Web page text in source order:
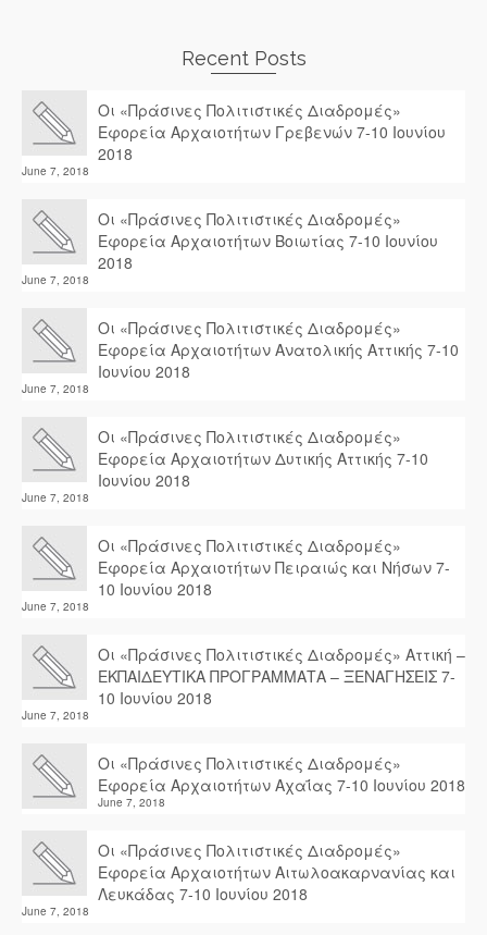
Recent Posts
Οι «Πράσινες Πολιτιστικές Διαδρομές»
Εφορεία Αρχαιοτήτων Γρεβενών 7-10 Ιουνίου
2018
June 7, 2018
Οι «Πράσινες Πολιτιστικές Διαδρομές»
Εφορεία Αρχαιοτήτων Βοιωτίας 7-10 Ιουνίου
2018
June 7, 2018
Οι «Πράσινες Πολιτιστικές Διαδρομές»
Εφορεία Αρχαιοτήτων Ανατολικής Αττικής 7-10
Ιουνίου 2018
June 7, 2018
Οι «Πράσινες Πολιτιστικές Διαδρομές»
Εφορεία Αρχαιοτήτων Δυτικής Αττικής 7-10
Ιουνίου 2018
June 7, 2018
Οι «Πράσινες Πολιτιστικές Διαδρομές»
Εφορεία Αρχαιοτήτων Πειραιώς και Νήσων 7-
10 Ιουνίου 2018
June 7, 2018
Οι «Πράσινες Πολιτιστικές Διαδρομές» Αττική –
ΕΚΠΑΙΔΕΥΤΙΚΑ ΠΡΟΓΡΑΜΜΑΤΑ – ΞΕΝΑΓΗΣΕΙΣ 7-
10 Ιουνίου 2018
June 7, 2018
Οι «Πράσινες Πολιτιστικές Διαδρομές»
Εφορεία Αρχαιοτήτων Αχαΐας 7-10 Ιουνίου 2018
June 7, 2018
Οι «Πράσινες Πολιτιστικές Διαδρομές»
Εφορεία Αρχαιοτήτων Αιτωλοακαρνανίας και
Λευκάδας 7-10 Ιουνίου 2018
June 7, 2018